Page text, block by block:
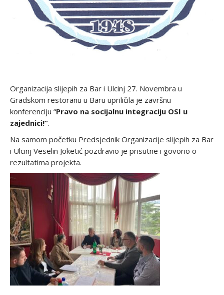
Organizacija slijepih za Bar i Ulcinj 27. Novembra u
Gradskom restoranu u Baru upriličila je završnu
konferenciju “Pravo na socijalnu integraciju OSI u
zajednici!”.
Na samom početku Predsjednik Organizacije slijepih za Bar
i Ulcinj Veselin Joketić pozdravio je prisutne i govorio o
rezultatima projekta.